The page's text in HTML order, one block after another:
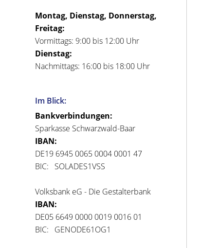
Montag, Dienstag, Donnerstag,
Freitag:
Vormittags: 9:00 bis 12:00 Uhr
Dienstag:
Nachmittags: 16:00 bis 18:00 Uhr
Im Blick:
Bankverbindungen:
Sparkasse Schwarzwald-Baar
IBAN:
DE19 6945 0065 0004 0001 47
BIC: SOLADES1VSS
Volksbank eG - Die Gestalterbank
IBAN:
DE05 6649 0000 0019 0016 01
BIC: GENODE61OG1